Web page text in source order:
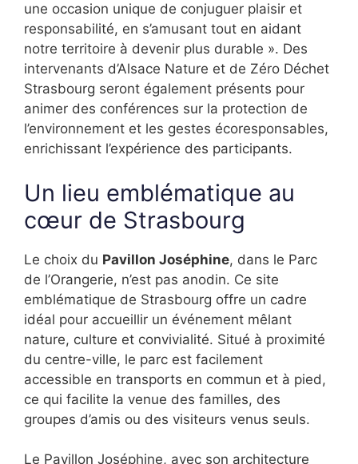
une occasion unique de conjuguer plaisir et
responsabilité, en s’amusant tout en aidant
notre territoire à devenir plus durable ». Des
intervenants d’Alsace Nature et de Zéro Déchet
Strasbourg seront également présents pour
animer des conférences sur la protection de
l’environnement et les gestes écoresponsables,
enrichissant l’expérience des participants.
Un lieu emblématique au
cœur de Strasbourg
Le choix du Pavillon Joséphine, dans le Parc
de l’Orangerie, n’est pas anodin. Ce site
emblématique de Strasbourg offre un cadre
idéal pour accueillir un événement mêlant
nature, culture et convivialité. Situé à proximité
du centre-ville, le parc est facilement
accessible en transports en commun et à pied,
ce qui facilite la venue des familles, des
groupes d’amis ou des visiteurs venus seuls.
Le Pavillon Joséphine, avec son architecture